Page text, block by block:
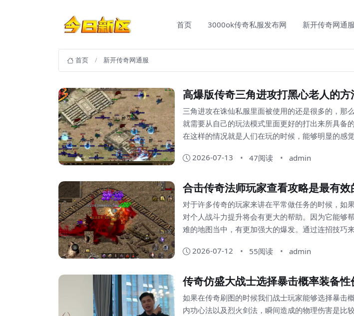
首页 3000ok传奇私服发布网 新开传奇网通服
首页 新开传奇网通服
高爆版传奇三角进攻打黑心老人的方
三角进攻在诛仙私服里面被使用的还是很多的，那
就需要从自己的玩法模式里面更好的打出来所具备
在这样的情况就是人们在玩的时候，能够明显的感
并且在攻击黑心老人的时候，也是相对来说很轻松
2026-07-13 47阅读 admin
合击传奇法师玩家查看攻略是最有效
对于许多传奇的玩家来讲在平常做任务的时候，如
对个人战斗力提升将会有更大的帮助。因为它能够
难的地图当中，有更加强大的爆发。通过连招技巧
度系数将会很大，无法抓住怪物的弱点导致升级变
招方式让自己取得更大的优势。...
2026-07-12 55阅读 admin
传奇仿盛大战士选择暴击概率装备
如果在传奇刷图的时候我们战士玩家能够选择暴击
内功心法以及烈火剑法，瞬间造成的物理伤害是比